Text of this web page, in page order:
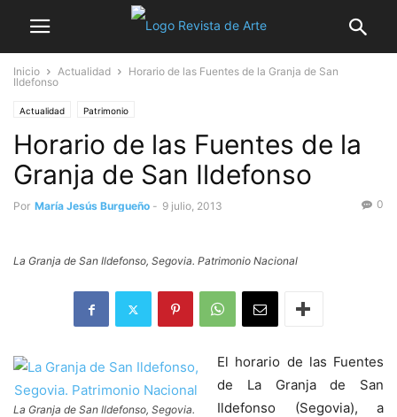
Inicio Actualidad
Horario de las Fuentes de la Granja de San
Ildefonso
Actualidad Patrimonio
Horario de las Fuentes de la
Granja de San Ildefonso
Por María Jesús Burgueño - 9 julio, 2013 0
La Granja de San Ildefonso, Segovia. Patrimonio Nacional
La Granja de San Ildefonso, Segovia.
El horario de las Fuentes
de La Granja de San
Ildefonso (Segovia), a